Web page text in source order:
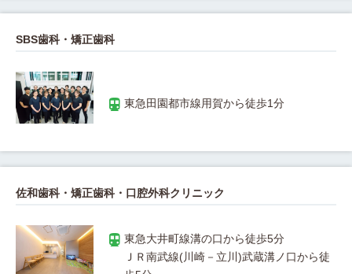
SBS歯科・矯正歯科
佐和歯科・矯正歯科・口腔外科クリニック
ＪＲ南武線(川崎－立川)武蔵溝ノ口から徒